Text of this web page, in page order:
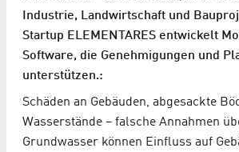
Industrie, Landwirtschaft und
Startup ELEMENTARES entwickelt
Software, die Genehmigungen und
unterstützen.:
Schäden an Gebäuden, abgesackte
Wasserstände – falsche Annahmen
Grundwasser können Einfluss auf